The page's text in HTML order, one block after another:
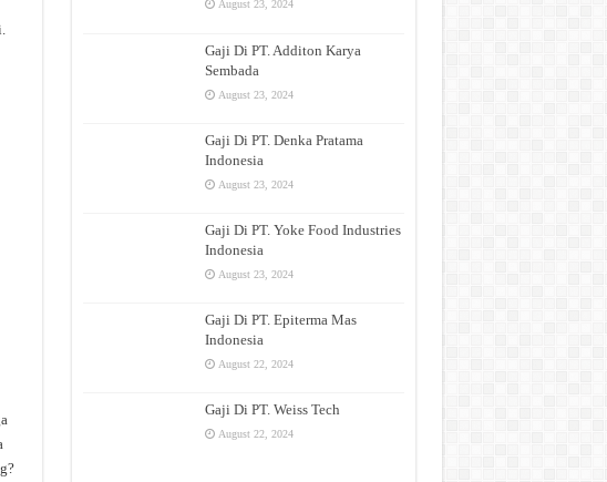
August 23, 2024
Gaji Di PT. Additon Karya
Sembada
August 23, 2024
Gaji Di PT. Denka Pratama
Indonesia
August 23, 2024
Gaji Di PT. Yoke Food Industries
Indonesia
August 23, 2024
Gaji Di PT. Epiterma Mas
Indonesia
August 22, 2024
Gaji Di PT. Weiss Tech
August 22, 2024